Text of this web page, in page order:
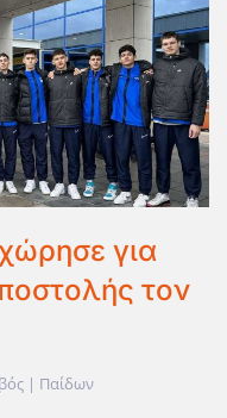
για
τον
| Παίδων